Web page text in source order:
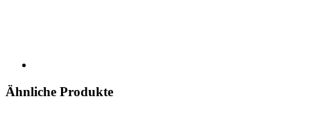
Ähnliche Produkte